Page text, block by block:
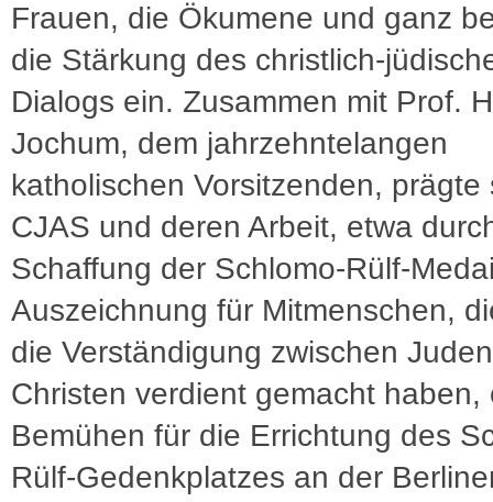
Frauen, die Ökumene und ganz
die Stärkung des christlich-
Dialogs ein. Zusammen mit Prof.
Jochum, dem jahrzehntelangen
katholischen Vorsitzenden, prägte
CJAS und deren Arbeit, etwa
Schaffung der Schlomo-Rülf-
Auszeichnung für Mitmenschen,
die Verständigung zwischen
Christen verdient gemacht haben,
Bemühen für die Errichtung des
Rülf-Gedenkplatzes an der